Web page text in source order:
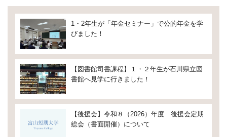
1・2年生が「年金セミナー」で公的年金を学
びました！
【図書館司書課程】１・２年生が石川県立図
書館へ見学に行きました！
【後援会】令和８（2026）年度 後援会定期
総会（書面開催）について